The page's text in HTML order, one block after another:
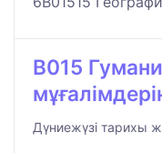
B015
Дүниежүзі тарихы